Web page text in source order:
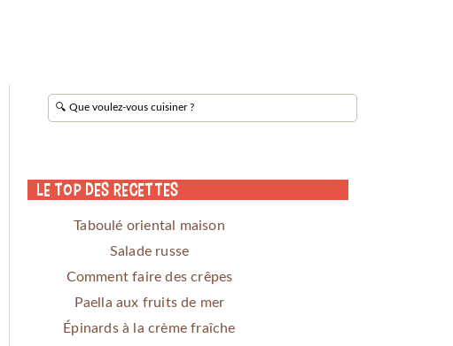
Le Top des Recettes
Taboulé oriental maison
Salade russe
Comment faire des crêpes
Paella aux fruits de mer
Épinards à la crème fraîche